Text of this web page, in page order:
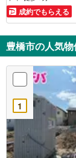
成約でもらえる
豊橋市の人気
1